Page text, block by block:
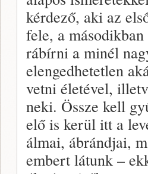
kérdező, aki az
fele, a
rábírni a minél
elengedhetetlen
vetni életével,
neki. Össze kell
elő is kerül itt a
álmai, ábrándjai,
embert látunk –